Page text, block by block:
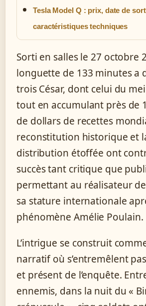
Tesla Model Q : prix, date de
caractéristiques techniques
Sorti en salles le 27 octobre
longuette de 133 minutes a
trois César, dont celui du
tout en accumulant près de
de dollars de recettes
reconstitution historique et
distribution étoffée ont
succès tant critique que
permettant au réalisateur
sa stature internationale
phénomène Amélie Poulain.
L’intrigue se construit
narratif où s’entremêlent
et présent de l’enquête.
ennemis, dans la nuit du «